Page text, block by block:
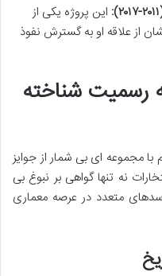
این پروژه یکی از
از علاقه او به گسترش نفوذ
رسمیت شناخته
با مجموعه ای بی شمار از جوایز
نه تنها گواهی بر نبوغ بی
متعدد در عرصه معماری